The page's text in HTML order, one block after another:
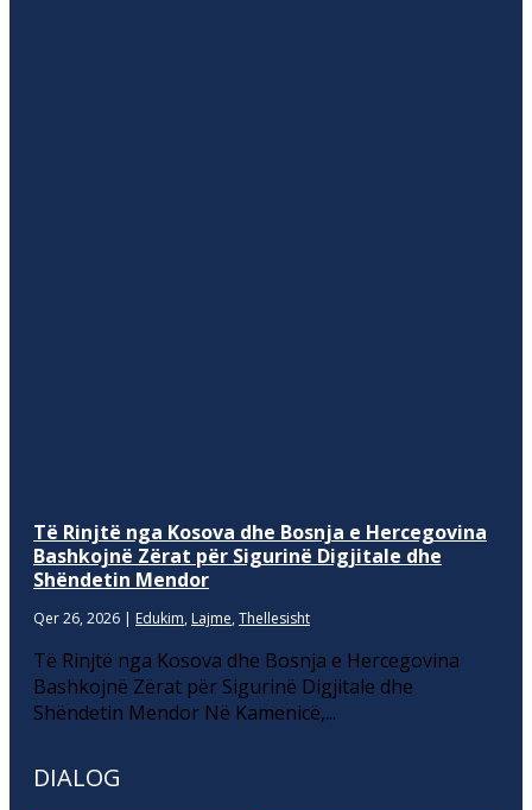
Të Rinjtë nga Kosova dhe Bosnja e Hercegovina
Bashkojnë Zërat për Sigurinë Digjitale dhe
Shëndetin Mendor
Qer 26, 2026 | Edukim, Lajme, Thellesisht
Të Rinjtë nga Kosova dhe Bosnja e Hercegovina
Bashkojnë Zërat për Sigurinë Digjitale dhe
Shëndetin Mendor Në Kamenicë,...
DIALOG